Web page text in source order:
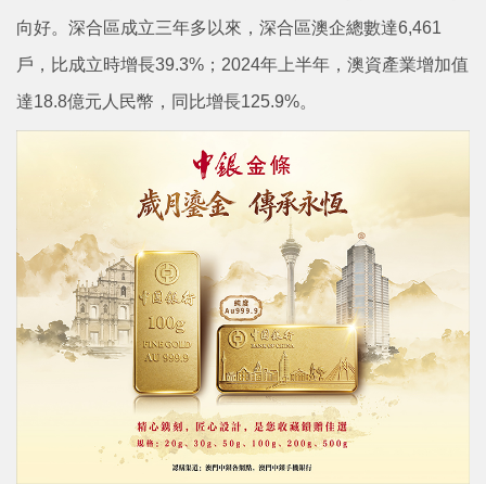
向好。深合區成立三年多以來，深合區澳企總數達6,461
戶，比成立時增長39.3%；2024年上半年，澳資產業增加值
達18.8億元人民幣，同比增長125.9%。